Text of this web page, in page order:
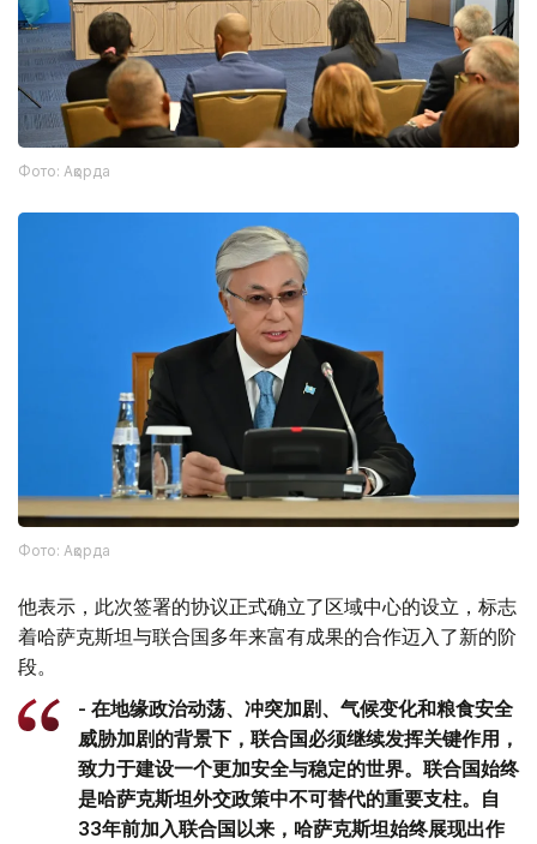
Фото: Ақорда
Фото: Ақорда
他表示，此次签署的协议正式确立了区域中心的设立，标志
着哈萨克斯坦与联合国多年来富有成果的合作迈入了新的阶
段。
- 在地缘政治动荡、冲突加剧、气候变化和粮食安全
威胁加剧的背景下，联合国必须继续发挥关键作用，
致力于建设一个更加安全与稳定的世界。联合国始终
是哈萨克斯坦外交政策中不可替代的重要支柱。自
33年前加入联合国以来，哈萨克斯坦始终展现出作